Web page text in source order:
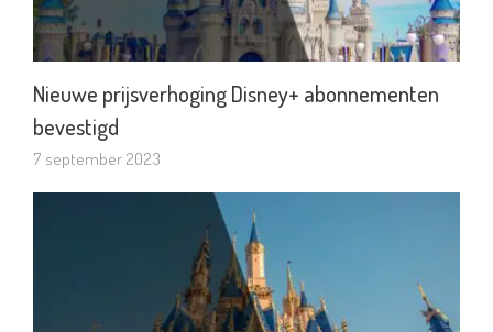
Nieuwe prijsverhoging Disney+ abonnementen
bevestigd
7 september 2023